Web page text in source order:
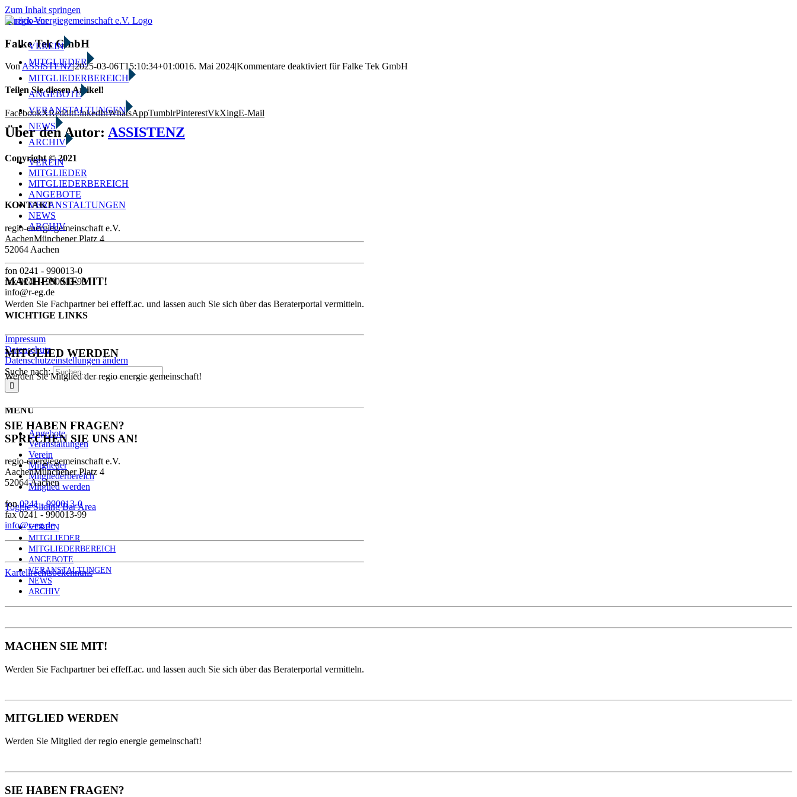
Zum Inhalt springen
VEREIN
MITGLIEDER
MITGLIEDERBEREICH
ANGEBOTE
VERANSTALTUNGEN
NEWS
ARCHIV
VEREIN
MITGLIEDER
MITGLIEDERBEREICH
ANGEBOTE
VERANSTALTUNGEN
NEWS
ARCHIV
MACHEN SIE MIT!
Werden Sie Fachpartner bei effeff.ac. und lassen auch Sie sich über das Beraterportal vermitteln.
MITGLIED WERDEN
Werden Sie Mitglied der regio energie gemeinschaft!
SIE HABEN FRAGEN?
SPRECHEN SIE UNS AN!
regio-energiegemeinschaft e.V.
AachenMünchener Platz 4
52064 Aachen
fon0241 - 990013-0
fax 0241 - 990013-99
info@r-eg.de
Kartellrechtsbekenntnis
Zurück Vor
Falke Tek GmbH
VonASSISTENZ|2025-03-06T15:10:34+01:0016. Mai 2024|Kommentare deaktiviertfür Falke Tek GmbH
Teilen Sie diesen Artikel!
FacebookXRedditLinkedInWhatsAppTumblrPinterestVkXingE-Mail
Über den Autor: ASSISTENZ
Copyright © 2021
KONTAKT
regio-energiegemeinschaft e.V.
AachenMünchener Platz 4
52064 Aachen
fon 0241 - 990013-0
fax 0241 - 990013-99
info@r-eg.de
WICHTIGE LINKS
Impressum
Datenschutz
Datenschutzeinstellungen ändern
Suche nach:
MENU
Angebote
Veranstaltungen
Verein
Mitglieder
Mitgliederbereich
Mitglied werden
Toggle Sliding Bar Area
VEREIN
MITGLIEDER
MITGLIEDERBEREICH
ANGEBOTE
VERANSTALTUNGEN
NEWS
ARCHIV
MACHEN SIE MIT!
Werden Sie Fachpartner bei effeff.ac. und lassen auch Sie sich über das Beraterportal vermitteln.
MITGLIED WERDEN
Werden Sie Mitglied der regio energie gemeinschaft!
SIE HABEN FRAGEN?